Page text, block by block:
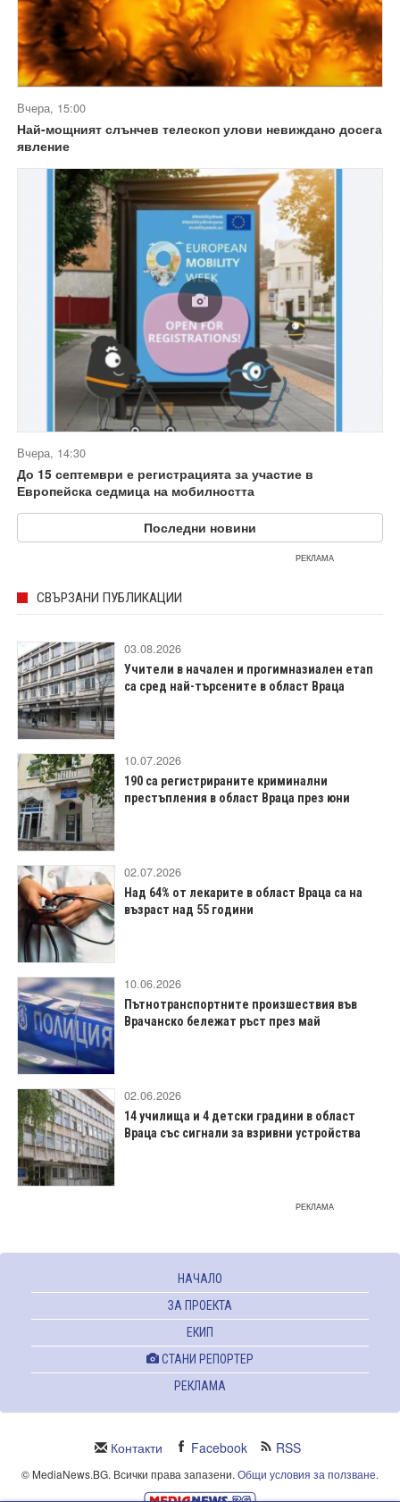
Вчера, 15:00
Най-мощният слънчев телескоп улови невиждано досега
явление
Вчера, 14:30
До 15 септември е регистрацията за участие в
Европейска седмица на мобилността
Последни новини
РЕКЛАМА
СВЪРЗАНИ ПУБЛИКАЦИИ
03.08.2026
Учители в начален и прогимназиален етап
са сред най-търсените в област Враца
10.07.2026
190 са регистрираните криминални
престъпления в област Враца през юни
02.07.2026
Над 64% от лекарите в област Враца са на
възраст над 55 години
10.06.2026
Пътнотранспортните произшествия във
Врачанско бележат ръст през май
02.06.2026
14 училища и 4 детски градини в област
Враца със сигнали за взривни устройства
РЕКЛАМА
НАЧАЛО
ЗА ПРОЕКТА
ЕКИП
СТАНИ РЕПОРТЕР
РЕКЛАМА
Контакти Facebook RSS
© MediaNews.BG. Всички права запазени. Общи условия за ползване.